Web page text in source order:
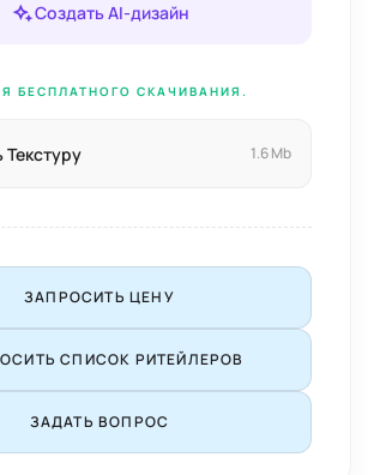
Создать AI-дизайн
БЕСПЛАТНОГО СКАЧИВАНИЯ.
Текстуру 1.6 Mb
ЗАПРОСИТЬ ЦЕНУ
СПИСОК РИТЕЙЛЕРОВ
ЗАДАТЬ ВОПРОС